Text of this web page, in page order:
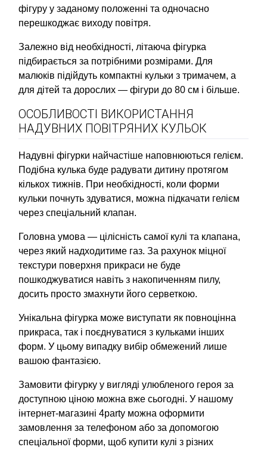
фігуру у заданому положенні та одночасно
перешкоджає виходу повітря.
Залежно від необхідності, літаюча фігурка
підбирається за потрібними розмірами. Для
малюків підійдуть компактні кульки з тримачем, а
для дітей та дорослих — фігури до 80 см і більше.
ОСОБЛИВОСТІ ВИКОРИСТАННЯ
НАДУВНИХ ПОВІТРЯНИХ КУЛЬОК
Надувні фігурки найчастіше наповнюються гелієм.
Подібна кулька буде радувати дитину протягом
кількох тижнів. При необхідності, коли форми
кульки почнуть здуватися, можна підкачати гелієм
через спеціальний клапан.
Головна умова — цілісність самої кулі та клапана,
через який надходитиме газ. За рахунок міцної
текстури поверхня прикраси не буде
пошкоджуватися навіть з накопиченням пилу,
досить просто змахнути його серветкою.
Унікальна фігурка може виступати як повноцінна
прикраса, так і поєднуватися з кульками інших
форм. У цьому випадку вибір обмежений лише
вашою фантазією.
Замовити фігурку у вигляді улюбленого героя за
доступною ціною можна вже сьогодні. У нашому
інтернет-магазині 4party можна оформити
замовлення за телефоном або за допомогою
спеціальної форми, щоб купити кулі з різних